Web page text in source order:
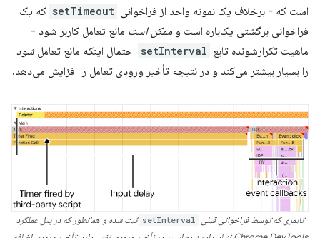
است که - برخلاف یک نمونه واحد از فراخوانی setTimeout که یک
فراخوانی برگشتی یک‌باره است و ممکن است مانع تعامل کاربر شود -
ماهیت تکرارشونده تابع setInterval احتمال اینکه مانع تعاملشود
را بسیار بیشتر می‌کند و در نتیجه تأخیر ورودی تعامل را افزایش می‌دهد.
تایمری که توسط فراخوانی قبلی setInterval ثبت شده و همانطور که در پنل عملکرد